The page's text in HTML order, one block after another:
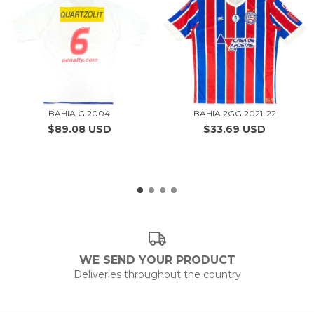
BAHIA G 2004
$89.08 USD
BAHIA 2GG 2021-22
$33.69 USD
WE SEND YOUR PRODUCT
Deliveries throughout the country